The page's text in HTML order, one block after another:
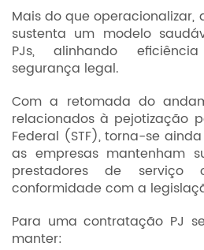
Mais do que operacionalizar,
sustenta um modelo
PJs, alinhando
segurança legal.
Com a retomada do
relacionados à pejotização
Federal (STF), torna-se
as empresas mantenham
prestadores de serviço
conformidade com a
Para uma contratação PJ
manter: